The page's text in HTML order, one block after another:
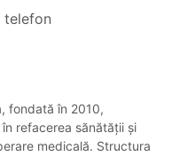
telefon
fondată în 2010,
refacerea sănătății și
medicală. Structura